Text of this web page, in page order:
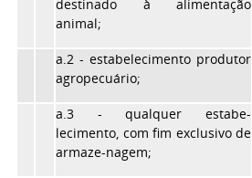
destinado à alimentação
animal;
a.2 - estabelecimento produtor
agropecuário;
a.3 - qualquer estabe-
lecimento, com fim exclusivo de
armaze-nagem;